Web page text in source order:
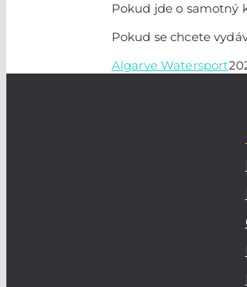
Pokud jde o samotný
Pokud se chcete
Algarve Watersport